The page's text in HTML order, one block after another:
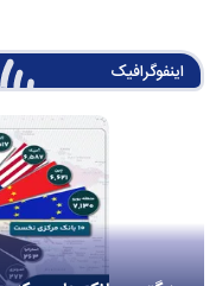
اینفوگرافیک